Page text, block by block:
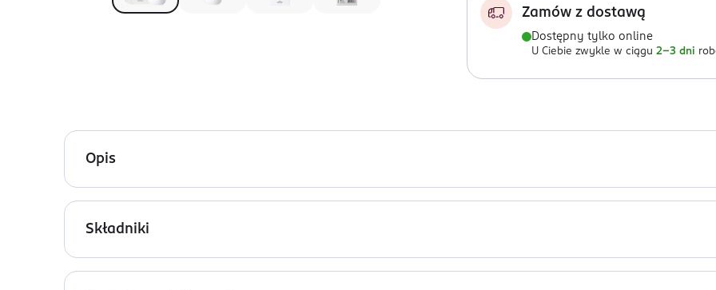
Zamów z dostawą
Dostępny tylko online
U Ciebie zwykle w ciągu 2-3 dni
Opis
Tonik do twarzy Pyunkang Yul Acne stworzony z myślą o cerze trądzikowej. Jego formuła pomaga
nawilżenie.
Składniki
Ingredients: : WATER, BUTYLENE GLYCOL, DIMETHYL SULFONE, PYRIDOXINE HCl, SALIX ALBA BARK EXTRACT,